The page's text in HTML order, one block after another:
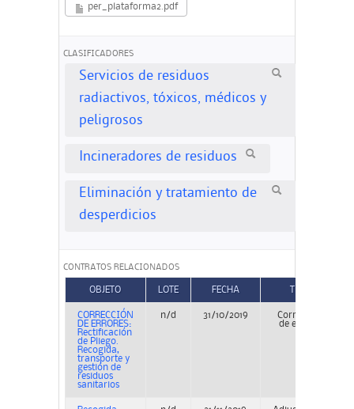
per_plataforma2.pdf
CLASIFICADORES
Servicios de residuos
radiactivos, tóxicos, médicos y
peligrosos
Incineradores de residuos
Eliminación y tratamiento de
desperdicios
CONTRATOS RELACIONADOS
OBJETO LOTE FECHA
CORRECCIÓN
DE ERRORES:
Rectificación
de Pliego.
Recogida,
transporte y
gestión de
residuos
sanitarios
n/d 31/10/2019
Corrección
de errores